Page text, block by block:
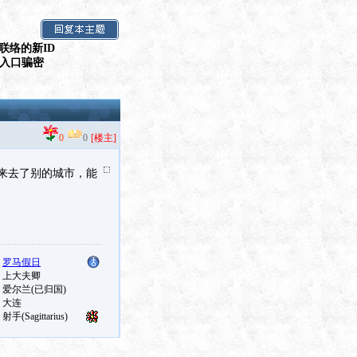
络的新ID
口骗密
0 0 [楼主]
去了别的城市，能